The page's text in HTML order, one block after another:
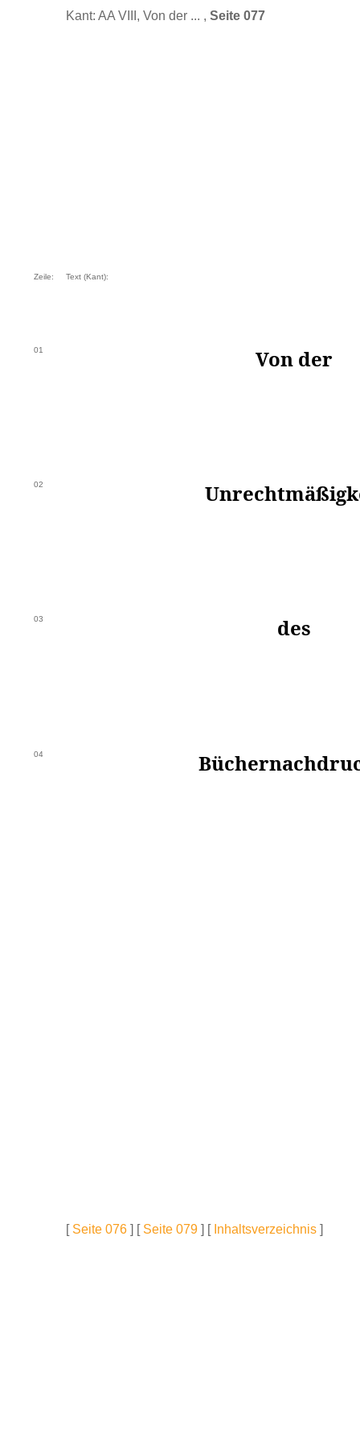
Kant: AA VIII, Von der ... , Seite 077
Zeile: Text (Kant):
01 Von der
02
03 des
04
[ Seite 076 ] [ Seite 079 ] [ Inhaltsverzeichnis ]